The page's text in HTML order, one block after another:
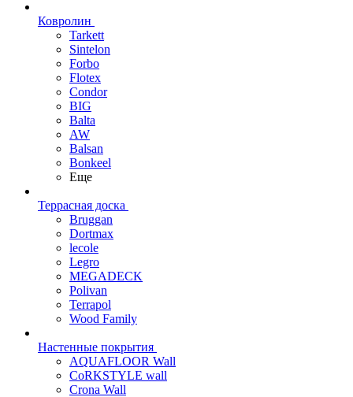
Ковролин
Tarkett
Sintelon
Forbo
Flotex
Condor
BIG
Balta
AW
Balsan
Bonkeel
Еще
Террасная доска
Bruggan
Dortmax
lecole
Legro
MEGADECK
Polivan
Terrapol
Wood Family
Настенные покрытия
AQUAFLOOR Wall
CoRKSTYLE wall
Crona Wall